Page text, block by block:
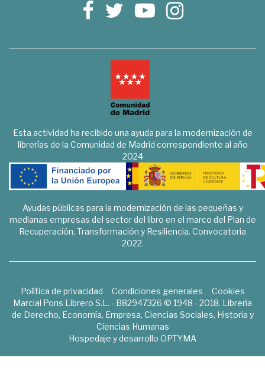
Esta actividad ha recibido una ayuda para la modernización de
librerías de la Comunidad de Madrid correspondiente al año
2024
Ayudas públicas para la modernización de las pequeñas y
medianas empresas del sector del libro en el marco del Plan de
Recuperación, Transformación y Resiliencia. Convocatoria
2022.
Política de privacidad Condiciones generales
Cookies
Marcial Pons Librero S.L. - B82947326 © 1948 - 2018. Librería
de Derecho, Economía, Empresa, Ciencias Sociales, Historia y
Ciencias Humanas
Hospedaje y desarrollo OPTYMA